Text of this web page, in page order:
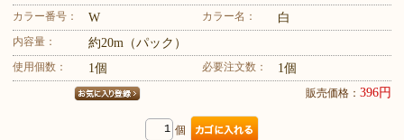
カラー番号：
W カラー名： 白
内容量： 約20m（パック）
使用個数： 1個 必要注文数： 1個
販売価格： 396円
個